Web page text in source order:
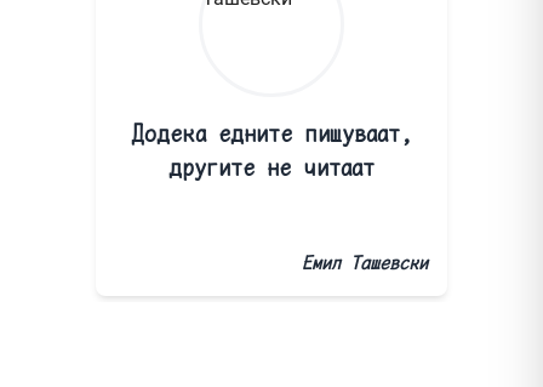
Додека едните пишуваат,
другите не читаат
Емил Ташевски